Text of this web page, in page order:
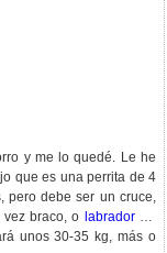
y me lo quedé. Le he
que es una perrita de 4
pero debe ser un cruce,
braco, o labradorEl
unos 30-35 kg, más o